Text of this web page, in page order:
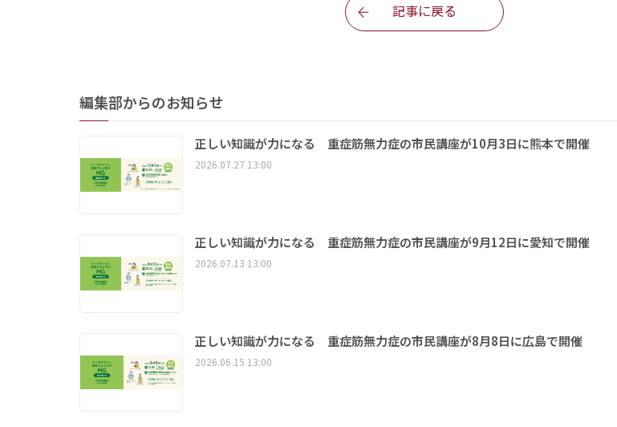
記事に戻る
編集部からのお知らせ
正しい知識が力になる 重症筋無力症の市民講座が10月3日に熊本で開催
2026.07.27 13:00
正しい知識が力になる 重症筋無力症の市民講座が9月12日に愛知で開催
2026.07.13 13:00
正しい知識が力になる 重症筋無力症の市民講座が8月8日に広島で開催
2026.06.15 13:00